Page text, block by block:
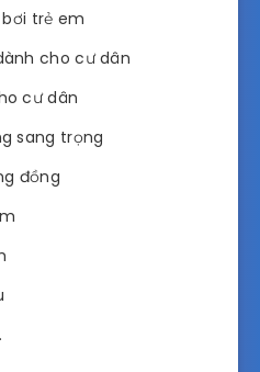
trẻ em
cho cư dân
cư dân
sang trọng
đồng